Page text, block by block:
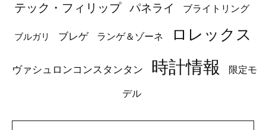
テック・フィリップ
パネライ ブライトリング
ブルガリ ブレゲ ランゲ＆ゾーネ ロレックス
ヴァシュロンコンスタンタン 時計情報 限定モ
デル